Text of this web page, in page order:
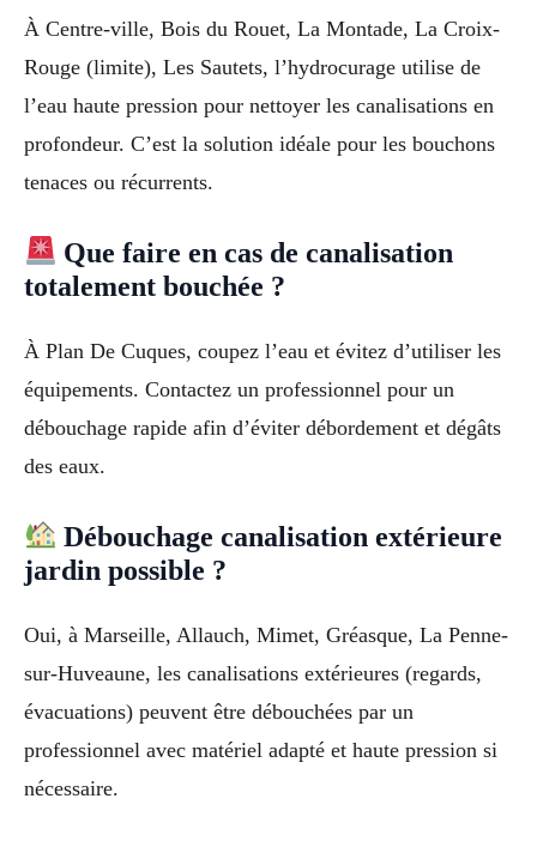
À Centre-ville, Bois du Rouet, La Montade, La Croix-
Rouge (limite), Les Sautets, l’hydrocurage utilise de
l’eau haute pression pour nettoyer les canalisations en
profondeur. C’est la solution idéale pour les bouchons
tenaces ou récurrents.
Que faire en cas de canalisation
totalement bouchée ?
À Plan De Cuques, coupez l’eau et évitez d’utiliser les
équipements. Contactez un professionnel pour un
débouchage rapide afin d’éviter débordement et dégâts
des eaux.
Débouchage canalisation extérieure
jardin possible ?
Oui, à Marseille, Allauch, Mimet, Gréasque, La Penne-
sur-Huveaune, les canalisations extérieures (regards,
évacuations) peuvent être débouchées par un
professionnel avec matériel adapté et haute pression si
nécessaire.